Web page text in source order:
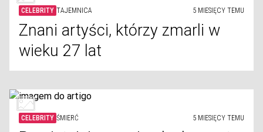
CELEBRITY TAJEMNICA 5 MIESIĘCY TEMU
Znani artyści, którzy zmarli w
wieku 27 lat
CELEBRITY ŚMIERĆ 5 MIESIĘCY TEMU